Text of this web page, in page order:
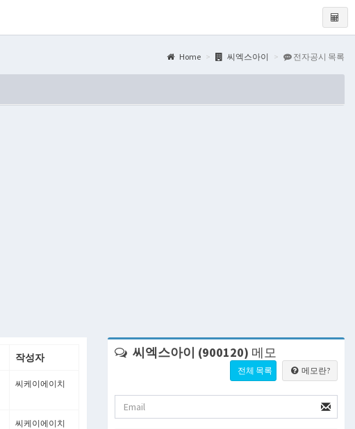
Home 씨엑스아이 전자공시 목록
작성자
씨케이에이치
씨케이에이치
씨엑스아이 (900120) 메모
전체 목록 메모란?